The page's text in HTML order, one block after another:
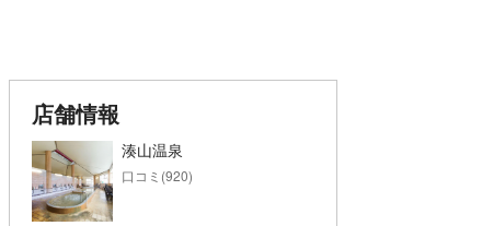
店舗情報
湊山温泉
口コミ(920)